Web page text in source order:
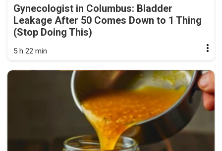
Gynecologist in Columbus: Bladder
Leakage After 50 Comes Down to 1 Thing
(Stop Doing This)
5 h 22 min